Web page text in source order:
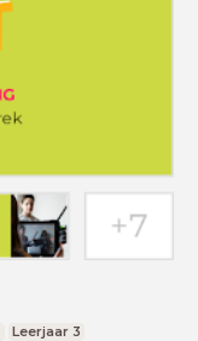
Leerjaar 3